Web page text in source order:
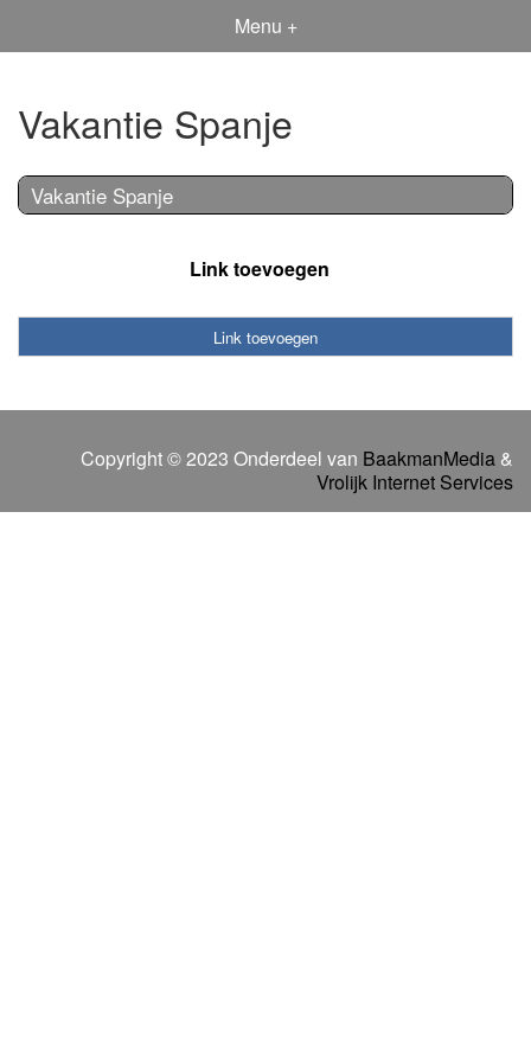
Menu +
Vakantie Spanje
Vakantie Spanje
Link toevoegen
Link toevoegen
Copyright © 2023 Onderdeel van BaakmanMedia &
Vrolijk Internet Services